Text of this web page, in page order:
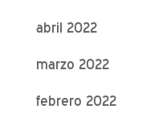
abril 2022
marzo 2022
febrero 2022